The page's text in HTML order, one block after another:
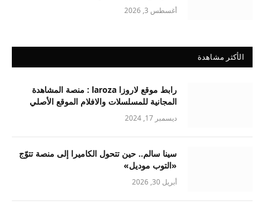
أغسطس 3, 2026
الأكثر مشاهدة
رابط موقع لاروزا laroza : منصة المشاهدة
المجانية للمسلسلات والافلام الموقع الأصلي
ديسمبر 17, 2024
سينا سالم.. حين تتحول الكاميرا إلى منصة تتوّج
«التوب موديل»
أبريل 30, 2026